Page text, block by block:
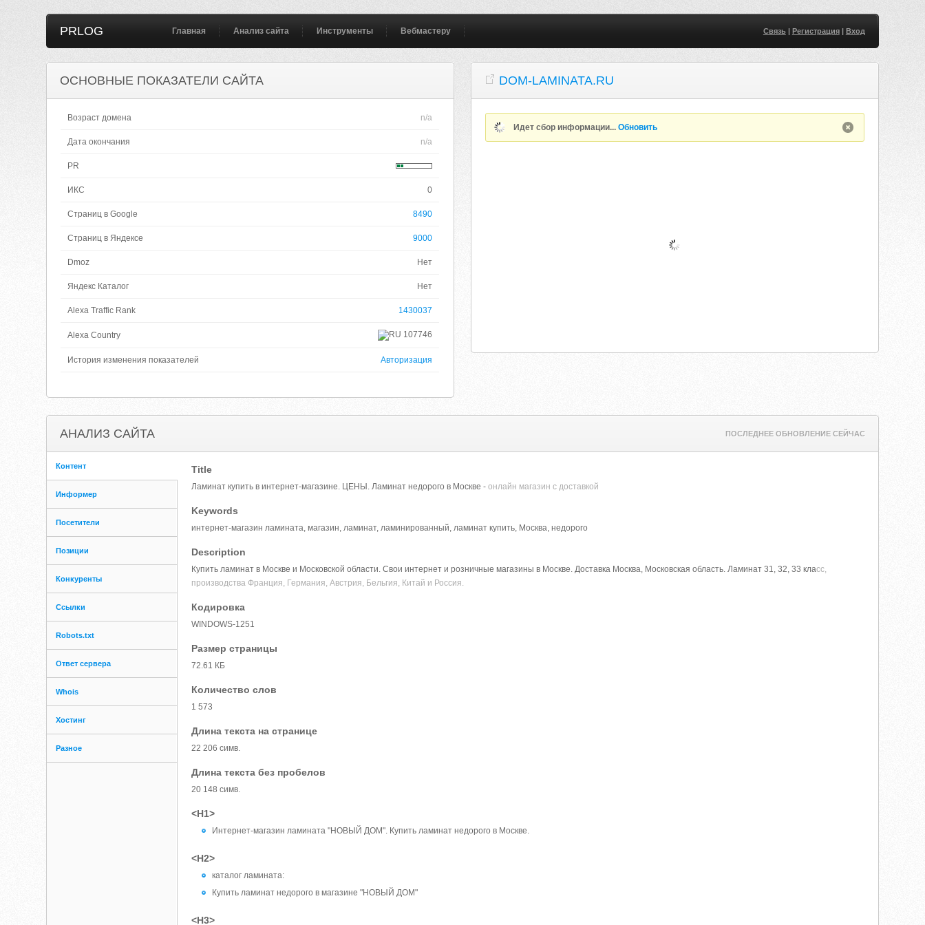
PRLOG Главная Анализ сайта Инструменты Вебмастеру Связь| Регистрация| Вход
ОСНОВНЫЕ ПОКАЗАТЕЛИ САЙТА
Возраст домена n/a
Дата окончания n/a
PR
ИКС 0
Страниц в Google 8490
Страниц в Яндексе 9000
Dmoz Нет
Яндекс Каталог Нет
Alexa Traffic Rank 1430037
Alexa Country 107746
История изменения показателей Авторизация
DOM-LAMINATA.RU
Идет сбор информации...Обновить
АНАЛИЗ САЙТА ПОСЛЕДНЕЕ ОБНОВЛЕНИЕ СЕЙЧАС
Контент
Информер
Посетители
Позиции
Конкуренты
Ссылки
Robots.txt
Ответ сервера
Whois
Хостинг
Разное
Title
Ламинат купить в интернет-магазине. ЦЕНЫ. Ламинат недорого в Москве -онлайн магазин с доставкой
Keywords
интернет-магазин ламината, магазин, ламинат, ламинированный, ламинат купить, Москва, недорого
Description
Купить ламинат в Москве и Московской области. Свои интернет и розничные магазины в Москве. Доставка Москва, Московская область. Ламинат 31, 32, 33 класс,
производства Франция, Германия, Австрия, Бельгия, Китай и Россия.
Кодировка
WINDOWS-1251
Размер страницы
72.61 КБ
Количество слов
1 573
Длина текста на странице
22 206 симв.
Длина текста без пробелов
20 148 симв.
<H1>
Интернет-магазин ламината "НОВЫЙ ДОМ". Купить ламинат недорого в Москве.
<H2>
каталог ламината:
Купить ламинат недорого в магазине "НОВЫЙ ДОМ"
<H3>